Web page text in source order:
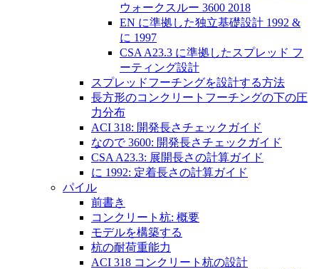
ウォークスルー 3600 2018
EN に準拠した独立基礎設計 1992 &
に 1997
CSA A23.3 に準拠したスプレッド フ
ーティング設計
スプレッドフーチングを設計する方法
長方形のコンクリートフーチングの下の圧
力分布
ACI 318: 開発長さチェックガイド
なので 3600: 開発長さチェックガイド
CSA A23.3: 展開長さの計算ガイド
に 1992: 定着長さの計算ガイド
パイル
前書き
コンクリート杭: 概要
モデルを構築する
杭の耐荷重能力
ACI 318 コンクリート杭の設計